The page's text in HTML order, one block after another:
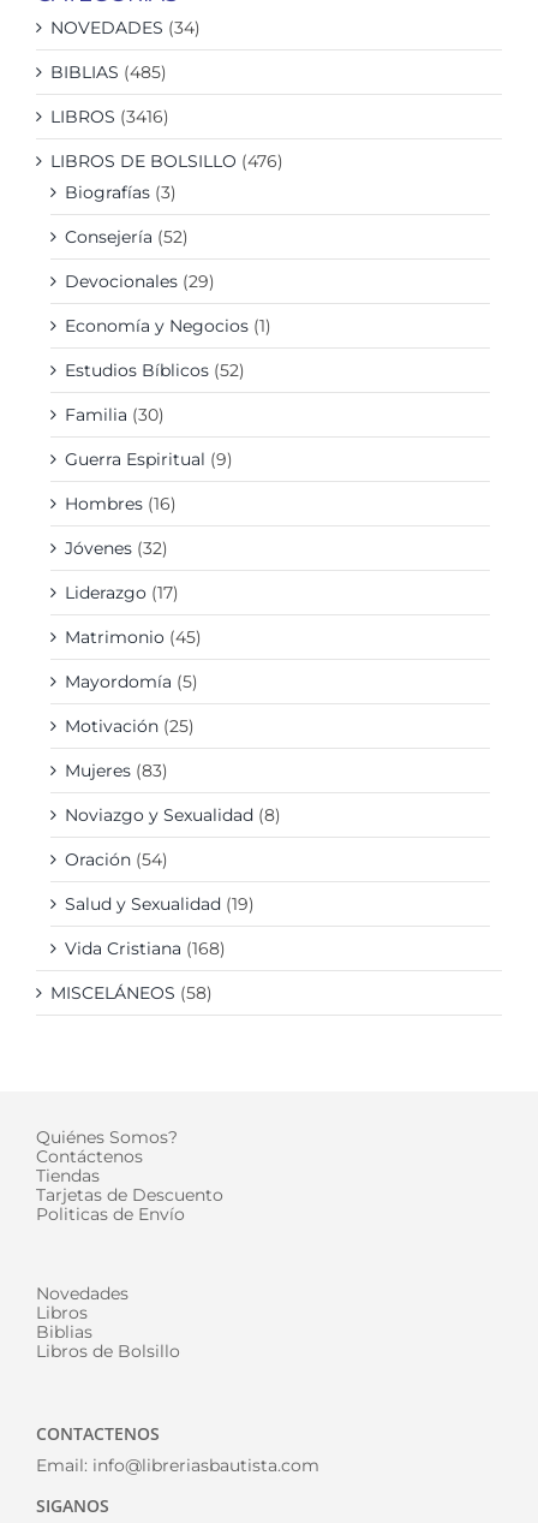
NOVEDADES (34)
BIBLIAS (485)
LIBROS (3416)
LIBROS DE BOLSILLO (476)
Biografías (3)
Consejería (52)
Devocionales (29)
Economía y Negocios (1)
Estudios Bíblicos (52)
Familia (30)
Guerra Espiritual (9)
Hombres (16)
Jóvenes (32)
Liderazgo (17)
Matrimonio (45)
Mayordomía (5)
Motivación (25)
Mujeres (83)
Noviazgo y Sexualidad (8)
Oración (54)
Salud y Sexualidad (19)
Vida Cristiana (168)
MISCELÁNEOS (58)
Quiénes Somos?
Contáctenos
Tiendas
Tarjetas de Descuento
Politicas de Envío
Novedades
Libros
Biblias
Libros de Bolsillo
CONTACTENOS
Email: info@libreriasbautista.com
SIGANOS